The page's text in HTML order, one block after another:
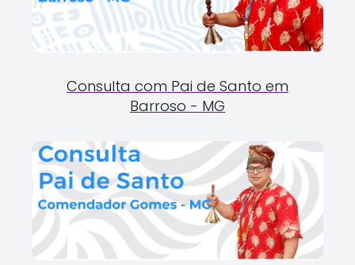
Consulta com Pai de Santo em
Barroso - MG